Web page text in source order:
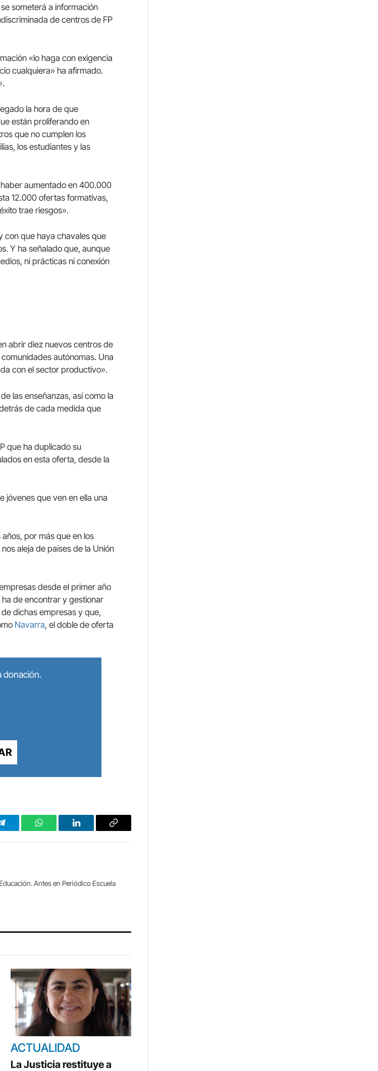
someterá a información
de centros de FP
«lo haga con exigencia
cualquiera» ha afirmado.
la hora de que
están proliferando en
que no cumplen los
los estudiantes y las
aumentado en 400.000
12.000 ofertas formativas,
trae riesgos».
con que haya chavales que
Y ha señalado que, aunque
ni prácticas ni conexión
abrir diez nuevos centros de
autónomas. Una
con el sector productivo».
las enseñanzas, así como la
de cada medida que
que ha duplicado su
en esta oferta, desde la
jóvenes que ven en ella una
por más que en los
aleja de países de la Unión
desde el primer año
de encontrar y gestionar
dichas empresas y que,
Navarra, el doble de oferta
donación.
Telegram WhatsAppLinkedIn Copy
Antes en Periódico Escuela
ACTUALIDAD
La Justicia restituye a